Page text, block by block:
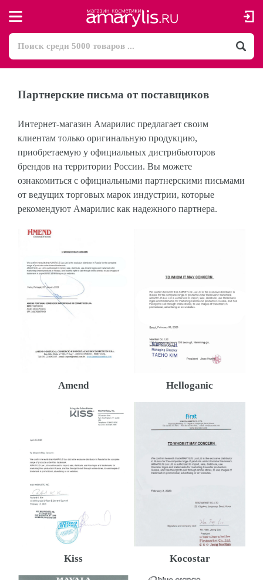
Партнерские письма от поставщиков
Интернет-магазин Амарилис предлагает своим
клиентам только оригинальную продукцию,
приобретаемую у официальных дистрибьюторов
брендов на территории России. Вы можете
ознакомиться с официальными партнерскими письмами
от ведущих торговых марок индустрии, которые
рекомендуют Амарилис как надежного партнера.
Amend Helloganic
Kiss Kocostar